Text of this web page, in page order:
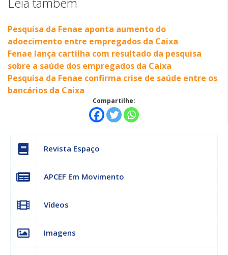
Pesquisa da Fenae aponta aumento do
adoecimento entre empregados da Caixa
Fenae lança cartilha com resultado da pesquisa
sobre a saúde dos empregados da Caixa
Pesquisa da Fenae confirma crise de saúde entre os
bancários da Caixa
Compartilhe:
Revista Espaço
APCEF Em Movimento
Vídeos
Imagens